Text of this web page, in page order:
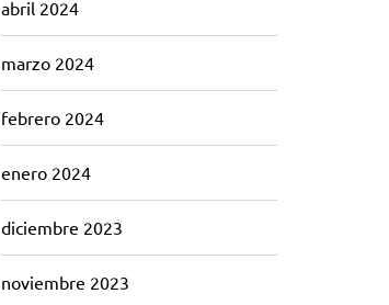
abril 2024
marzo 2024
febrero 2024
enero 2024
diciembre 2023
noviembre 2023